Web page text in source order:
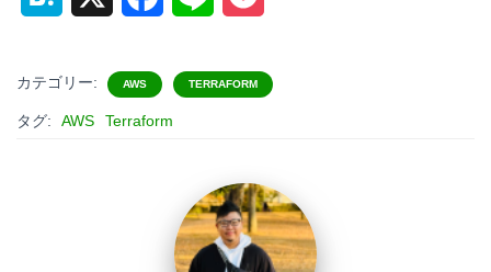
t
e e
n c
t
カテゴリー: AWS TERRAFORM
タグ: AWS Terraform